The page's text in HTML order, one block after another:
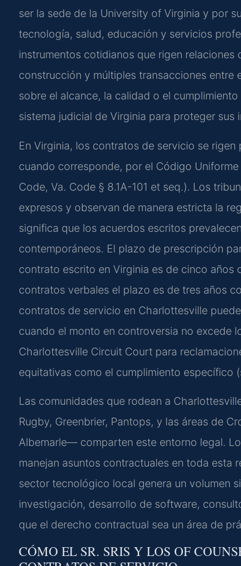
ser la sede de la University of Virginia y por
tecnología, salud, educación y servicios
instrumentos cotidianos que rigen
construcción y múltiples transacciones entre
sobre el alcance, la calidad o el
sistema judicial de Virginia para proteger sus
En Virginia, los contratos de servicio se
cuando corresponde, por el Código
Code, Va. Code § 8.1A-101 et seq.). Los
expresos y observan de manera estricta la
significa que los acuerdos escritos
contemporáneos. El plazo de prescripción
contrato escrito en Virginia es de cinco años
contratos verbales el plazo es de tres años
contratos de servicio en Charlottesville
cuando el monto en controversia no excede
Charlottesville Circuit Court para
equitativas como el cumplimiento específico
Las comunidades que rodean a
Rugby, Greenbrier, Pantops, y las áreas de
Albemarle— comparten este entorno legal.
manejan asuntos contractuales en toda esta
sector tecnológico local genera un volumen
investigación, desarrollo de software,
que el derecho contractual sea un área de
CÓMO EL SR. SRIS Y LOS OF